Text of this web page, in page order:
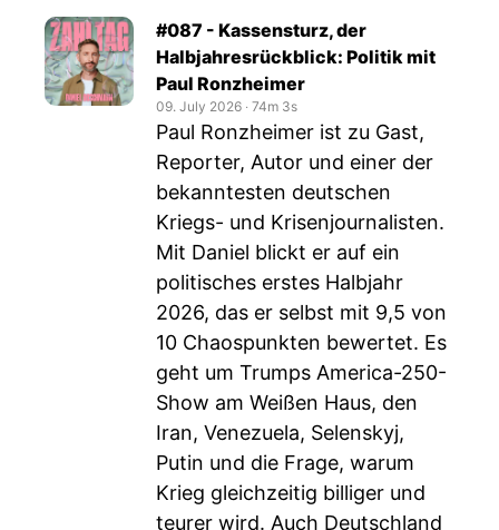
#087 - Kassensturz, der
Halbjahresrückblick: Politik mit
Paul Ronzheimer
09. July 2026 ‧ 74m 3s
Paul Ronzheimer ist zu Gast,
Reporter, Autor und einer der
bekanntesten deutschen
Kriegs- und Krisenjournalisten.
Mit Daniel blickt er auf ein
politisches erstes Halbjahr
2026, das er selbst mit 9,5 von
10 Chaospunkten bewertet. Es
geht um Trumps America-250-
Show am Weißen Haus, den
Iran, Venezuela, Selenskyj,
Putin und die Frage, warum
Krieg gleichzeitig billiger und
teurer wird. Auch Deutschland